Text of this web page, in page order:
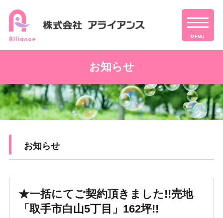
MENU
お知らせ
お知らせ
★一括にてご契約頂きました!!売地
「取手市白山5丁目」162坪!!